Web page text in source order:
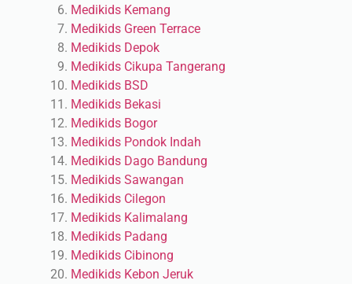
Medikids Kemang
Medikids Green Terrace
Medikids Depok
Medikids Cikupa Tangerang
Medikids BSD
Medikids Bekasi
Medikids Bogor
Medikids Pondok Indah
Medikids Dago Bandung
Medikids Sawangan
Medikids Cilegon
Medikids Kalimalang
Medikids Padang
Medikids Cibinong
Medikids Kebon Jeruk